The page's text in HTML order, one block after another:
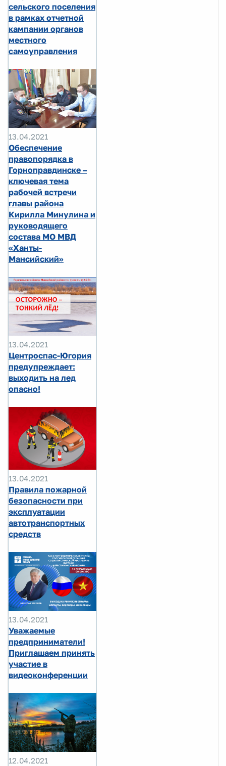
сельского поселения
в рамках отчетной
кампании органов
местного
самоуправления
13.04.2021
Обеспечение
правопорядка в
Горноправдинске –
ключевая тема
рабочей встречи
главы района
Кирилла Минулина и
руководящего
состава МО МВД
«Ханты-
Мансийский»
13.04.2021
Центроспас-Югория
предупреждает:
выходить на лед
опасно!
13.04.2021
Правила пожарной
безопасности при
эксплуатации
автотранспортных
средств
13.04.2021
Уважаемые
предприниматели!
Приглашаем принять
участие в
видеоконференции
12.04.2021